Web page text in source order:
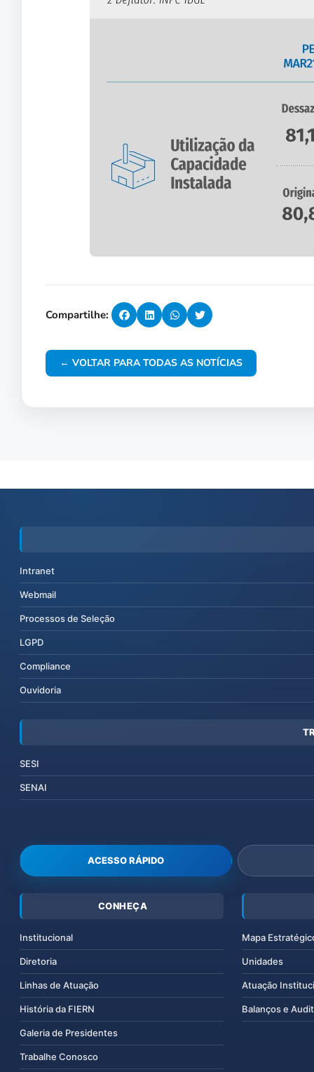
Compartilhe:
← VOLTAR PARA TODAS AS NOTÍCIAS
Intranet
Webmail
Processos de Seleção
LGPD
Compliance
Ouvidoria
SESI
SENAI
ACESSO RÁPIDO
CONHEÇA
Institucional
Diretoria
Linhas de Atuação
História da FIERN
Galeria de Presidentes
Trabalhe Conosco
Mapa
Unidades
Atuação
Balanços e